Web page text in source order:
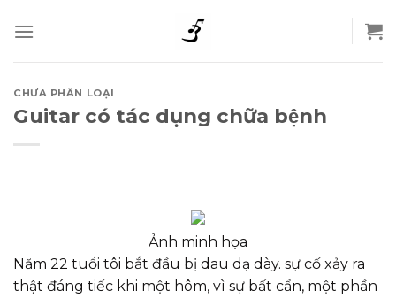
to
content
CHƯA PHÂN LOẠI
Guitar có tác dụng chữa bệnh
Ảnh minh họa
Năm 22 tuổi tôi bắt đầu bị dau dạ dày. sự cố xảy ra
thật đáng tiếc khi một hôm, vì sự bất cẩn, một phần